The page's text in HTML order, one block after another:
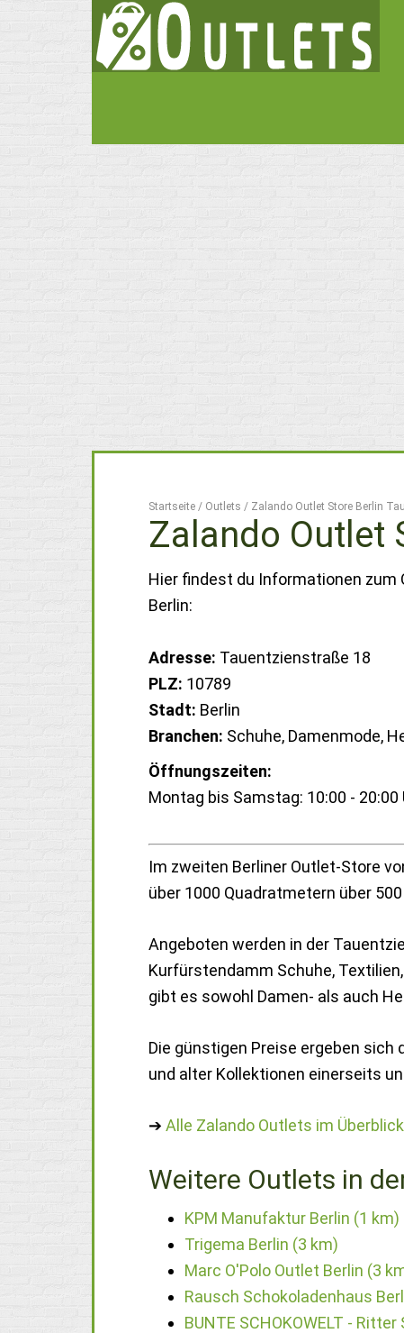
Startseite / Outlets / Zalando Outlet Store Berlin
Zalando Outlet
Hier findest du Informationen zum
Berlin:
Adresse: Tauentzienstraße 18
PLZ: 10789
Stadt: Berlin
Branchen: Schuhe, Damenmode,
Öffnungszeiten:
Montag bis Samstag: 10:00 - 20:00
Im zweiten Berliner Outlet-Store
über 1000 Quadratmetern über
Angeboten werden in der
Kurfürstendamm Schuhe,
gibt es sowohl Damen- als auch
Die günstigen Preise ergeben sich
und alter Kollektionen einerseits
➔ Alle Zalando Outlets im Überblick
Weitere Outlets in
KPM Manufaktur Berlin (1 km)
Trigema Berlin (3 km)
Marc O'Polo Outlet Berlin (3
Rausch Schokoladenhaus
BUNTE SCHOKOWELT -